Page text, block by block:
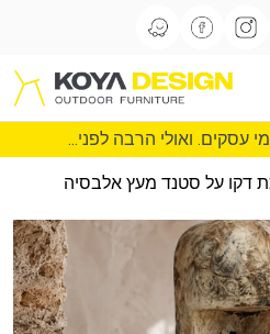
דקו על סטנד מעץ אלבסיה